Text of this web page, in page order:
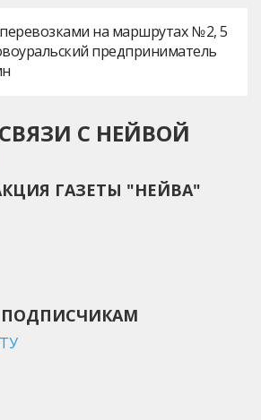
на маршрутах № 2, 5
предприниматель
С НЕЙВОЙ
ГАЗЕТЫ "НЕЙВА"